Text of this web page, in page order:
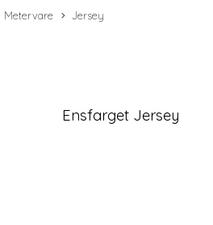
Metervare Jersey
Ensfarget Jersey